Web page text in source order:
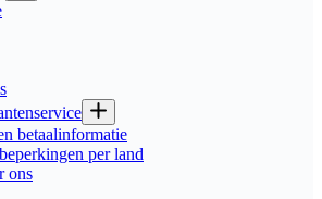
betaalinformatie
per land
ons